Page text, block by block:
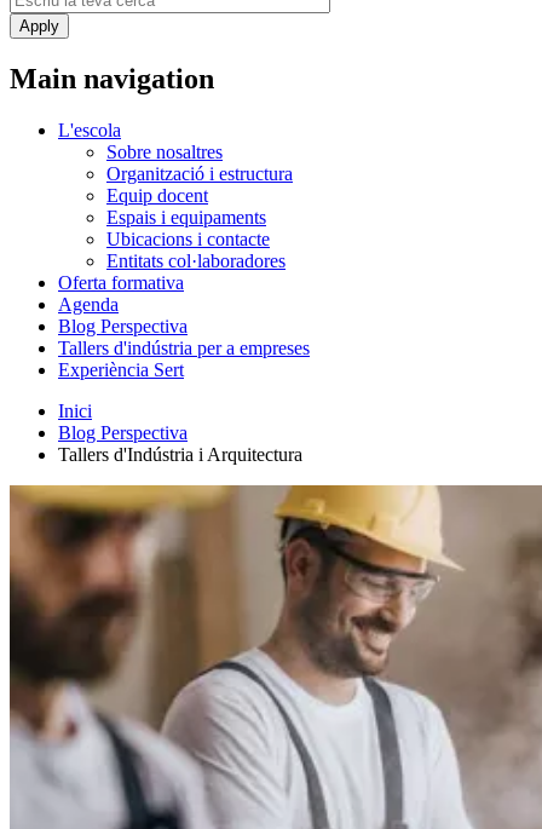
Main navigation
L'escola
Sobre nosaltres
Organització i estructura
Equip docent
Espais i equipaments
Ubicacions i contacte
Entitats col·laboradores
Oferta formativa
Agenda
Blog Perspectiva
Tallers d'indústria per a empreses
Experiència Sert
Inici
Blog Perspectiva
Tallers d'Indústria i Arquitectura